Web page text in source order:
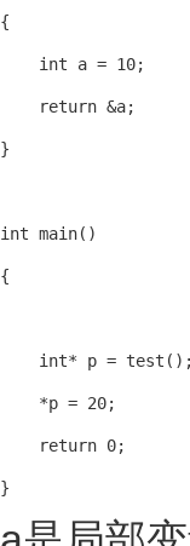
{
    int a = 10;
    return &a;
}
int main()
{
    int* p = test();
    *p = 20;
    return 0;
}